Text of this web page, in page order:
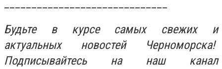
Будьте в курсе самых свежих и
актуальных новостей Черноморска!
Подписывайтесь на наш канал